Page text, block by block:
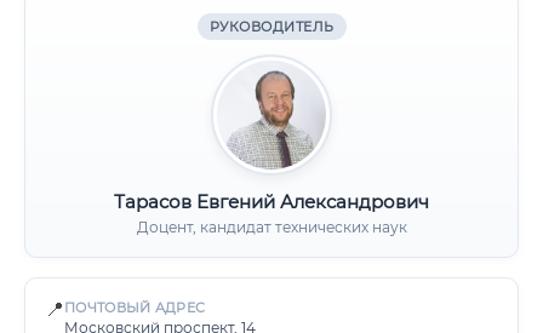
РУКОВОДИТЕЛЬ
Тарасов Евгений Александрович
Доцент, кандидат технических наук
📍 ПОЧТОВЫЙ АДРЕС
Московский проспект, 14